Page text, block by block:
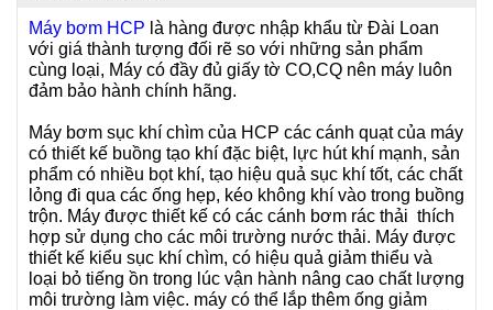
Máy bơm HCP là hàng được nhập khẩu từ Đài Loan
với giá thành tượng đối rẽ so với những sản phẩm
cùng loại, Máy có đầy đủ giấy tờ CO,CQ nên máy luôn
đảm bảo hành chính hãng.
Máy bơm sục khí chìm của HCP các cánh quạt của máy
có thiết kế buồng tạo khí đặc biệt, lực hút khí mạnh, sản
phẩm có nhiều bọt khí, tạo hiệu quả sục khí tốt, các chất
lỏng đi qua các ống hẹp, kéo không khí vào trong buồng
trộn. Máy được thiết kế có các cánh bơm rác thải thích
hợp sử dụng cho các môi trường nước thải. Máy được
thiết kế kiểu sục khí chìm, có hiệu quả giảm thiểu và
loại bỏ tiếng ồn trong lúc vận hành nâng cao chất lượng
môi trường làm việc. máy có thể lắp thêm ống giảm